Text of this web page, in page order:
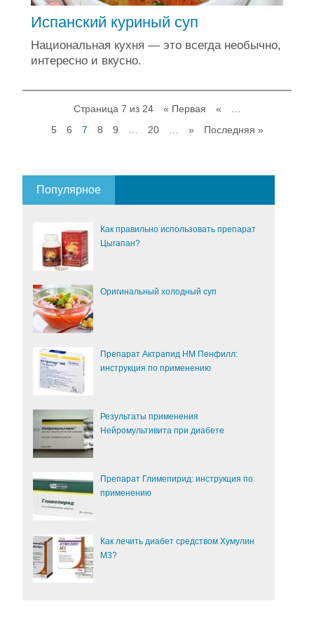
Испанский куриный суп
Национальная кухня — это всегда необычно,
интересно и вкусно.
Страница 7 из 24 « Первая «
5
6 7 8 9 20 » Последняя »
Популярное
Как правильно использовать препарат
Цыгапан?
Оригинальный холодный суп
Препарат Актрапид НМ Пенфилл:
инструкция по применению
Результаты применения
Нейромультивита при диабете
Препарат Глимепирид: инструкция по
применению
Как лечить диабет средством Хумулин
М3?